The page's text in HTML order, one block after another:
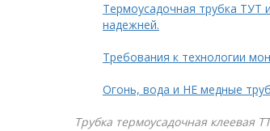
Термоусадочная трубка ТУТ
надежней.
Требования к технологии
Огонь, вода и НЕ медные
Трубка термоусадочная клеевая